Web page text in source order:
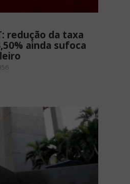
redução da taxa
ainda sufoca